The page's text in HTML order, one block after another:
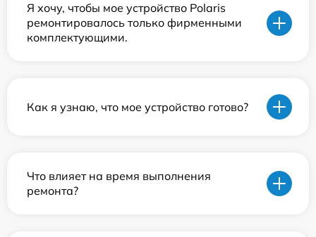
Я хочу, чтобы мое устройство Polaris
ремонтировалось только фирменными
комплектующими.
Как я узнаю, что мое устройство готово?
Что влияет на время выполнения
ремонта?